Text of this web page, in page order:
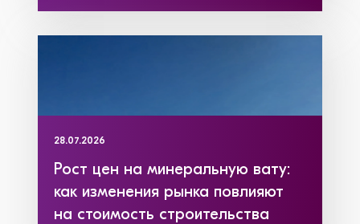
28.07.2026
Рост цен на минеральную вату:
как изменения рынка повлияют
на стоимость строительства